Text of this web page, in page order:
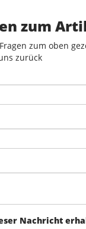
zum
zum oben
zurück
Nachricht